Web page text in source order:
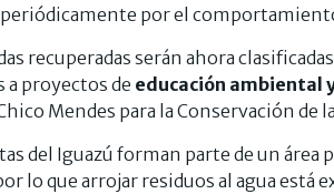
por el
recuperadas serán ahora
a proyectos de educación ambiental
Mendes para la Conservación de
del Iguazú forman parte de un
lo que arrojar residuos al agua